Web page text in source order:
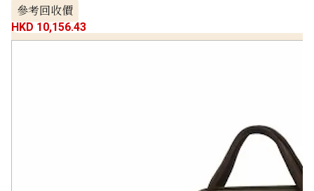
參考回收價
HKD 10,156.43